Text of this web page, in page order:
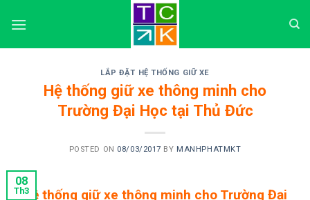
LẮP ĐẶT HỆ THỐNG GIỮ XE
Hệ thống giữ xe thông minh cho
Trường Đại Học tại Thủ Đức
POSTED ON 08/03/2017 BY MANHPHATMKT
08
Th3Hệ thống giữ xe thông minh cho Trường Đại